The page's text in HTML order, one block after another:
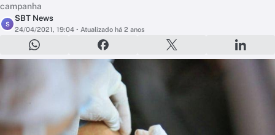
campanha
S
SBT News
24/04/2021, 19:04 • Atualizado há 2 anos